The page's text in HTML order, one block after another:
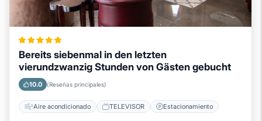
Bereits siebenmal in den letzten
vierundzwanzig Stunden von Gästen gebucht
10.0 (Reseñas principales)
Aire acondicionado TELEVISOR Estacionamiento